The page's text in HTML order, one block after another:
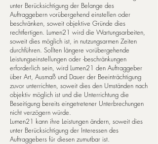
unter Berücksichtigung der Belange des
Auftraggebern vorübergehend einstellen oder
beschränken, soweit objektive Gründe dies
rechtfertigen. Lumen21 wird die Wartungsarbeiten,
soweit dies möglich ist, in nutzungsarmen Zeiten
durchführen. Sollten längere vorübergehende
Leistungseinstellungen oder -beschränkungen
erforderlich sein, wird Lumen21 den Auftraggeber
über Art, Ausmaß und Dauer der Beeinträchtigung
zuvor unterrichten, soweit dies den Umständen nach
objektiv möglich ist und die Unterrichtung die
Beseitigung bereits eingetretener Unterbrechungen
nicht verzögern würde.
Lumen21 kann ihre Leistungen ändern, soweit dies
unter Berücksichtigung der Interessen des
Auftraggebers für diesen zumutbar ist.